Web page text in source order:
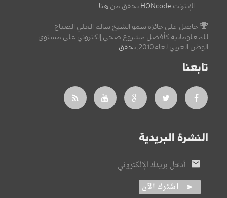
الإنترنت HONcode تحقق من هنا
حاصل على جائزة سمو الشيخ سالم العلي الصباح
للمعلوماتية كأفضل مشروع صحي إلكتروني على مستوى
الوطن العربي لعام2010,
تحقق
تابعنا
النشرة البريدية
أدخل بريدك الإلكتروني
اشترك الآن